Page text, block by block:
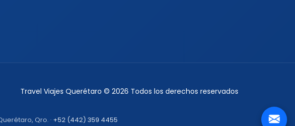
Travel Viajes Querétaro © 2026 Todos los derechos reservados
Qro. · +52 (442) 359 4455